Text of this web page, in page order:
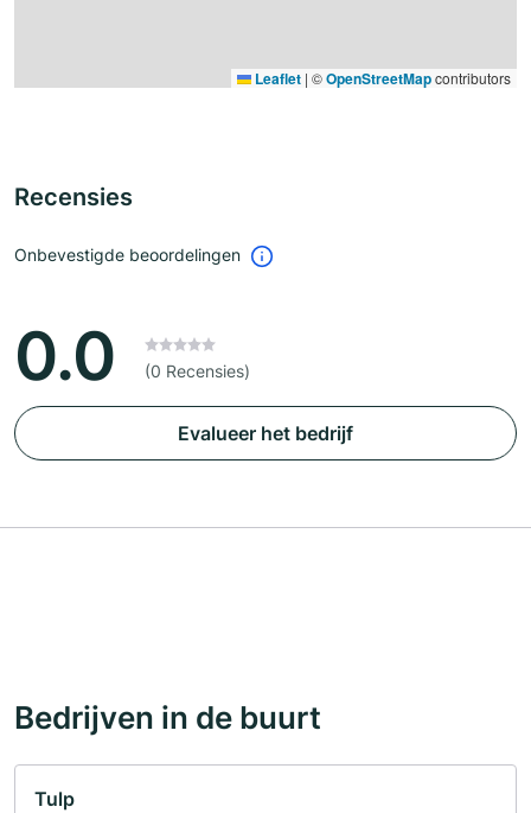
Leaflet | ©OpenStreetMapcontributors
Recensies
Onbevestigde beoordelingen
0.0 (0 Recensies)
Evalueer het bedrijf
Bedrijven in de buurt
Tulp